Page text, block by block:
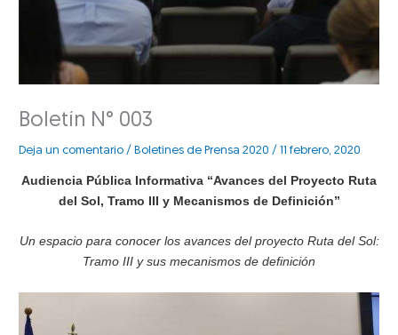
Boletín N° 003
Deja un comentario / Boletines de Prensa 2020 /11 febrero, 2020
Audiencia Pública Informativa “Avances del Proyecto Ruta
del Sol, Tramo III y Mecanismos de Definición”
Un espacio para conocer los avances del proyecto Ruta del Sol:
Tramo III y sus mecanismos de definición